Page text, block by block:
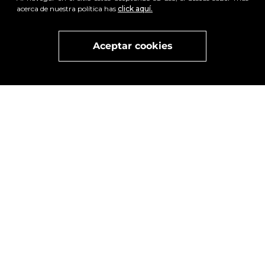
acerca de nuestra política has click aquí.
Aceptar cookies